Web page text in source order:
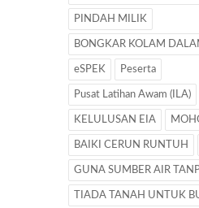
PINDAH MILIK
BONGKAR KOLAM
eSPEK Peserta
Pusat Latihan Awam (ILA)
KELULUSAN EIA
BAIKI CERUN RUNTUH
GUNA SUMBER AIR
TIADA TANAH UNTUK